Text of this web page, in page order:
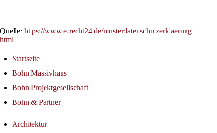
Quelle: https://www.e-recht24.de/musterdatenschutzerklaerung.
html
Startseite
Bohn Massivhaus
Bohn Projektgesellschaft
Bohn & Partner
Architektur